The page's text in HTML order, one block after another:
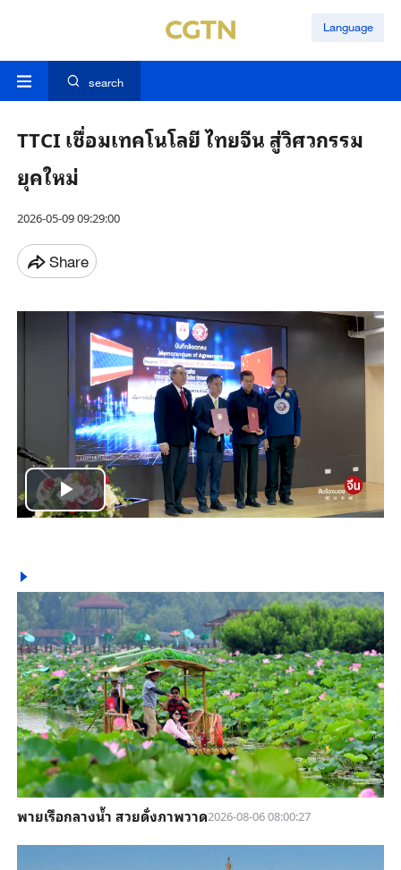
Language
search
TTCI เชื่อมเทคโนโลยี ไทยจีน สู่วิศวกรรม
ยุคใหม่
2026-05-09 09:29:00
Share
Play
พายเรือกลางน้ำ สวยดั่งภาพวาด2026-08-06 08:00:27